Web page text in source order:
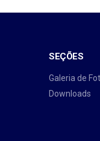
SEÇÕES
Galeria de
Downloads